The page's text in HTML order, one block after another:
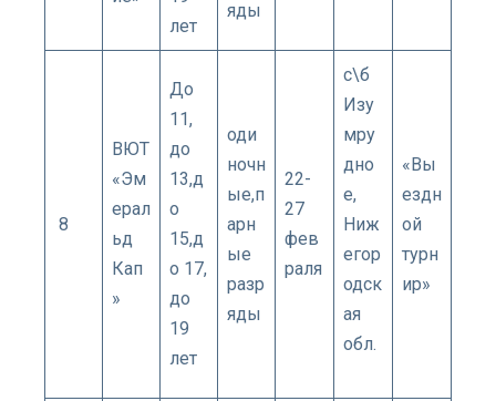
лет
яды
8
ВЮТ
«Эм
ерал
ьд
Кап
»
До
11,
до
13,д
о
15,д
о 17,
до
19
лет
оди
ночн
ые,п
арн
ые
разр
яды
22-
27
фев
раля
с\б
Изу
мру
дно
е,
Ниж
егор
одск
ая
обл.
«Вы
ездн
ой
турн
ир»